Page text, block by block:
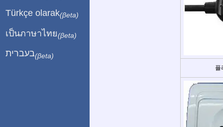
플
Türkçe olarak(βeta)
เป็นภาษาไทย(βeta)
בעברית(βeta)